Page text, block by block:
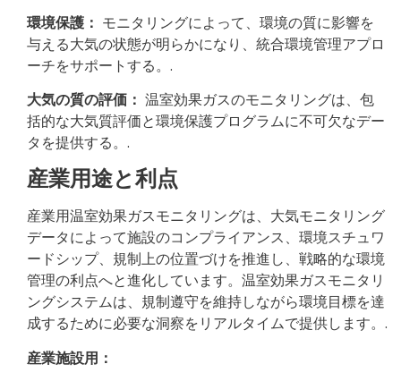
環境保護： モニタリングによって、環境の質に影響を
与える大気の状態が明らかになり、統合環境管理アプロ
ーチをサポートする。.
大気の質の評価： 温室効果ガスのモニタリングは、包
括的な大気質評価と環境保護プログラムに不可欠なデー
タを提供する。.
産業用途と利点
産業用温室効果ガスモニタリングは、大気モニタリング
データによって施設のコンプライアンス、環境スチュワ
ードシップ、規制上の位置づけを推進し、戦略的な環境
管理の利点へと進化しています。温室効果ガスモニタリ
ングシステムは、規制遵守を維持しながら環境目標を達
成するために必要な洞察をリアルタイムで提供します。.
産業施設用：